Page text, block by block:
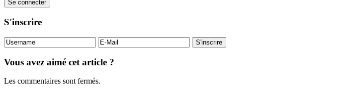
S'inscrire
Vous avez aimé cet article ?
Les commentaires sont fermés.